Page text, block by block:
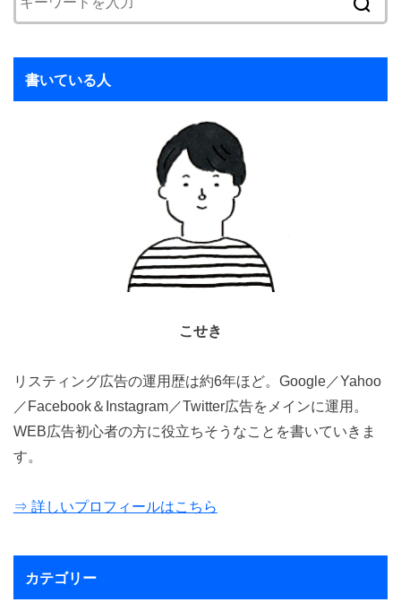
書いている人
こせき
リスティング広告の運用歴は約6年ほど。Google／Yahoo
／Facebook＆Instagram／Twitter広告をメインに運用。
WEB広告初心者の方に役立ちそうなことを書いていきま
す。
⇒ 詳しいプロフィールはこちら
カテゴリー